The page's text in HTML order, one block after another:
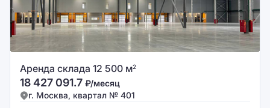
Аренда склада 12 500 м2
18 427 091.7 ₽/месяц
г. Москва, квартал № 401